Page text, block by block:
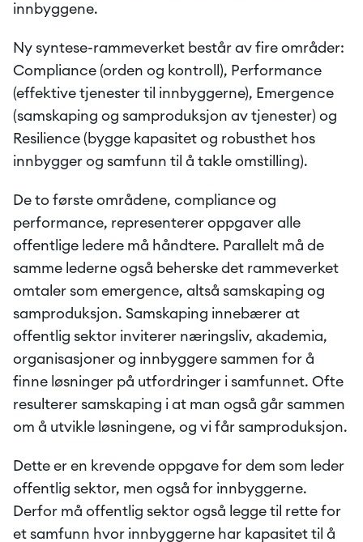
innbyggene.
Ny syntese-rammeverket består av fire områder:
Compliance (orden og kontroll), Performance
(effektive tjenester til innbyggerne), Emergence
(samskaping og samproduksjon av tjenester) og
Resilience (bygge kapasitet og robusthet hos
innbygger og samfunn til å takle omstilling).
De to første områdene, compliance og
performance, representerer oppgaver alle
offentlige ledere må håndtere. Parallelt må de
samme lederne også beherske det rammeverket
omtaler som emergence, altså samskaping og
samproduksjon. Samskaping innebærer at
offentlig sektor inviterer næringsliv, akademia,
organisasjoner og innbyggere sammen for å
finne løsninger på utfordringer i samfunnet. Ofte
resulterer samskaping i at man også går sammen
om å utvikle løsningene, og vi får samproduksjon.
Dette er en krevende oppgave for dem som leder
offentlig sektor, men også for innbyggerne.
Derfor må offentlig sektor også legge til rette for
et samfunn hvor innbyggerne har kapasitet til å